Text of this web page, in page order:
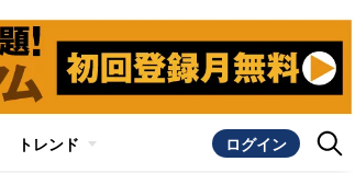
トレンド ログイン